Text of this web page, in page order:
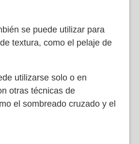
se puede utilizar para
textura, como el pelaje de
utilizarse solo o en
otras técnicas de
el sombreado cruzado y el